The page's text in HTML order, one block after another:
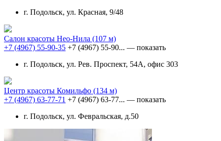
г. Подольск, ул. Красная, 9/48
Салон красоты Нео-Нила (107 м)
+7 (4967) 55-90-35 +7 (4967) 55-90... — показать
г. Подольск, ул. Рев. Проспект, 54А, офис 303
Центр красоты Комильфо (134 м)
+7 (4967) 63-77-71 +7 (4967) 63-77... — показать
г. Подольск, ул. Февральская, д.50